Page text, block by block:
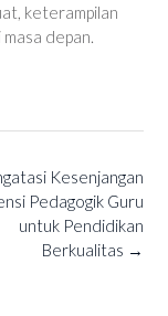
keterampilan
depan.
Kesenjangan
Pedagogik Guru
untuk Pendidikan
Berkualitas →